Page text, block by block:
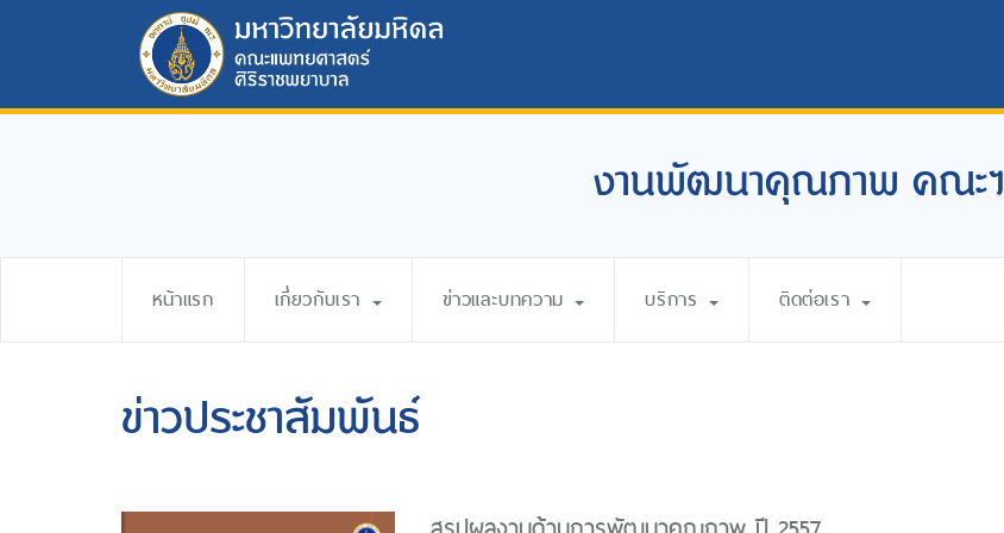
งานพัฒนาคุณภาพ คณะฯ
หน้าแรก เกี่ยวกับเรา ข่าวและบทความ บริการ ติดต่อเรา
ข่าวประชาสัมพันธ์